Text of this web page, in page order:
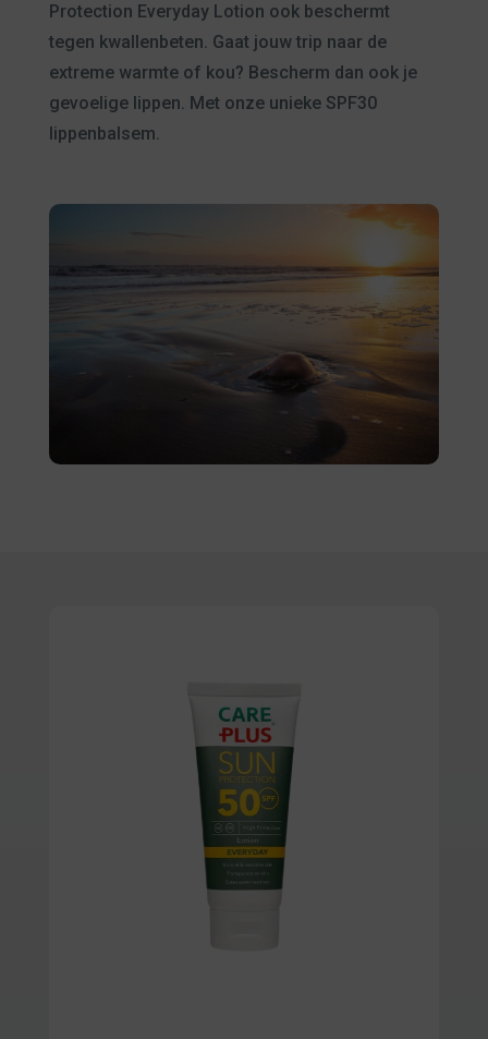
Protection Everyday Lotion ook beschermt
tegen kwallenbeten. Gaat jouw trip naar de
extreme warmte of kou? Bescherm dan ook je
gevoelige lippen. Met onze unieke SPF30
lippenbalsem.